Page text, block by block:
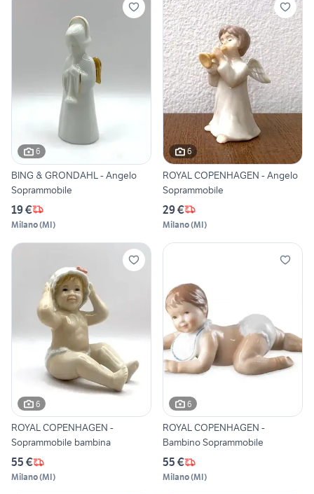
6
BING & GRONDAHL - Angelo
Soprammobile
19 €
Milano(MI)
6
ROYAL COPENHAGEN - Angelo
Soprammobile
29 €
Milano(MI)
6
ROYAL COPENHAGEN -
Soprammobile bambina
55 €
Milano(MI)
6
ROYAL COPENHAGEN -
Bambino Soprammobile
55 €
Milano(MI)